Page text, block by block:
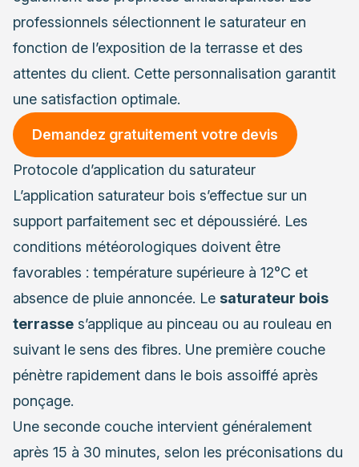
professionnels sélectionnent le saturateur en
fonction de l’exposition de la terrasse et des
attentes du client. Cette personnalisation garantit
une satisfaction optimale.
Demandez gratuitement votre devis
Protocole d’application du saturateur
L’application saturateur bois s’effectue sur un
support parfaitement sec et dépoussiéré. Les
conditions météorologiques doivent être
favorables : température supérieure à 12°C et
absence de pluie annoncée. Le saturateur bois
terrasse s’applique au pinceau ou au rouleau en
suivant le sens des fibres. Une première couche
pénètre rapidement dans le bois assoiffé après
ponçage.
Une seconde couche intervient généralement
après 15 à 30 minutes, selon les préconisations du